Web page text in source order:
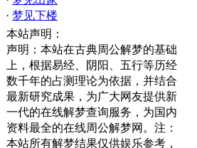
· 梦见下楼
本站声明：
声明：本站在古典周公解梦的基础
上，根据易经、阴阳、五行等历经
数千年的占测理论为依据，并结合
最新研究成果，为广大网友提供新
一代的在线解梦查询服务，为国内
资料最全的在线周公解梦网。注：
本站所有解梦结果仅供娱乐参考，